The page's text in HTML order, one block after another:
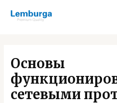
Основы
сетевыми
navigation